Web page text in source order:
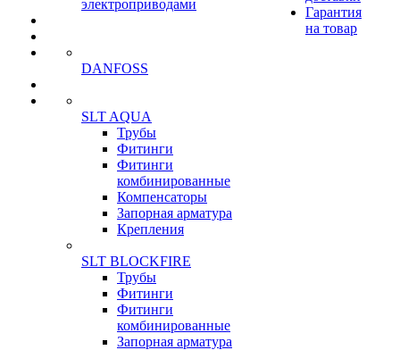
электроприводами
DANFOSS
SLT AQUA
Трубы
Фитинги
Фитинги
комбинированные
Компенсаторы
Запорная арматура
Крепления
SLT BLOCKFIRE
Трубы
Фитинги
Фитинги
комбинированные
Запорная арматура
Гарантия
на товар